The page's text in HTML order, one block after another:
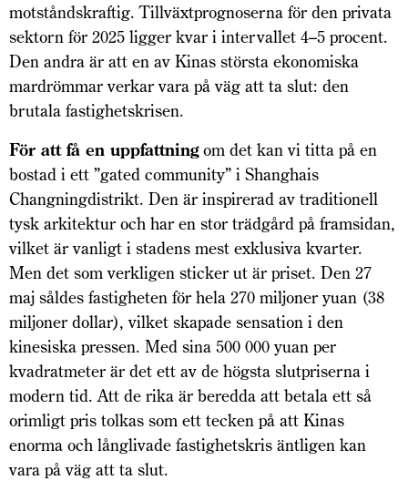
motståndskraftig. Tillväxtprognoserna för den privata
sektorn för 2025 ligger kvar i intervallet 4–5 procent.
Den andra är att en av Kinas största ekonomiska
mardrömmar verkar vara på väg att ta slut: den
brutala fastighetskrisen.
För att få en uppfattningom det kan vi titta på en
bostad i ett ”gated community” i Shanghais
Changningdistrikt. Den är inspirerad av traditionell
tysk arkitektur och har en stor trädgård på framsidan,
vilket är vanligt i stadens mest exklusiva kvarter.
Men det som verkligen sticker ut är priset. Den 27
maj såldes fastigheten för hela 270 miljoner yuan (38
miljoner dollar), vilket skapade sensation i den
kinesiska pressen. Med sina 500 000 yuan per
kvadratmeter är det ett av de högsta slutpriserna i
modern tid. Att de rika är beredda att betala ett så
orimligt pris tolkas som ett tecken på att Kinas
enorma och långlivade fastighetskris äntligen kan
vara på väg att ta slut.